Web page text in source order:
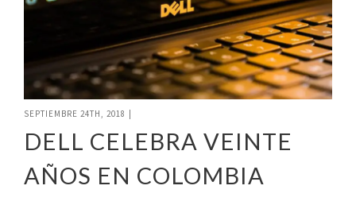
SEPTIEMBRE 24TH, 2018
DELL CELEBRA VEINTE
AÑOS EN COLOMBIA